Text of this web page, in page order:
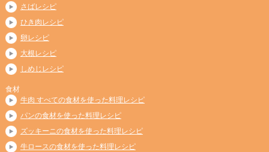
さばレシピ
ひき肉レシピ
卵レシピ
大根レシピ
しめじレシピ
食材
牛肉 すべての食材を使った料理レシピ
パンの食材を使った料理レシピ
ズッキーニの食材を使った料理レシピ
牛ロースの食材を使った料理レシピ